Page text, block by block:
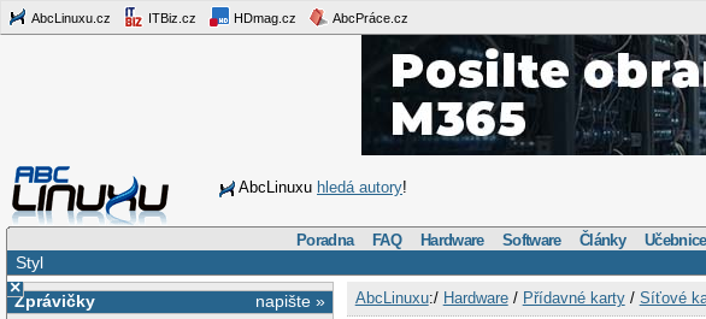
AbcLinuxu.cz ITBiz.cz HDmag.cz AbcPráce.cz
AbcLinuxu hledá autory!
Poradna FAQ Hardware Software Články Učebnice
Styl
×
napište »
Zprávičky
AbcLinuxu:/ Hardware/ Přídavné karty/ Síťové